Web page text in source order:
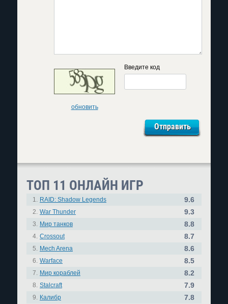
обновить
Введите код
ТОП 11 ОНЛАЙН ИГР
1. RAID: Shadow Legends 9.6
2. War Thunder 9.3
3. Мир танков 8.8
4. Crossout 8.7
5. Mech Arena 8.6
6. Warface 8.5
7. Мир кораблей 8.2
8. Stalcraft 7.9
9. Калибр 7.8